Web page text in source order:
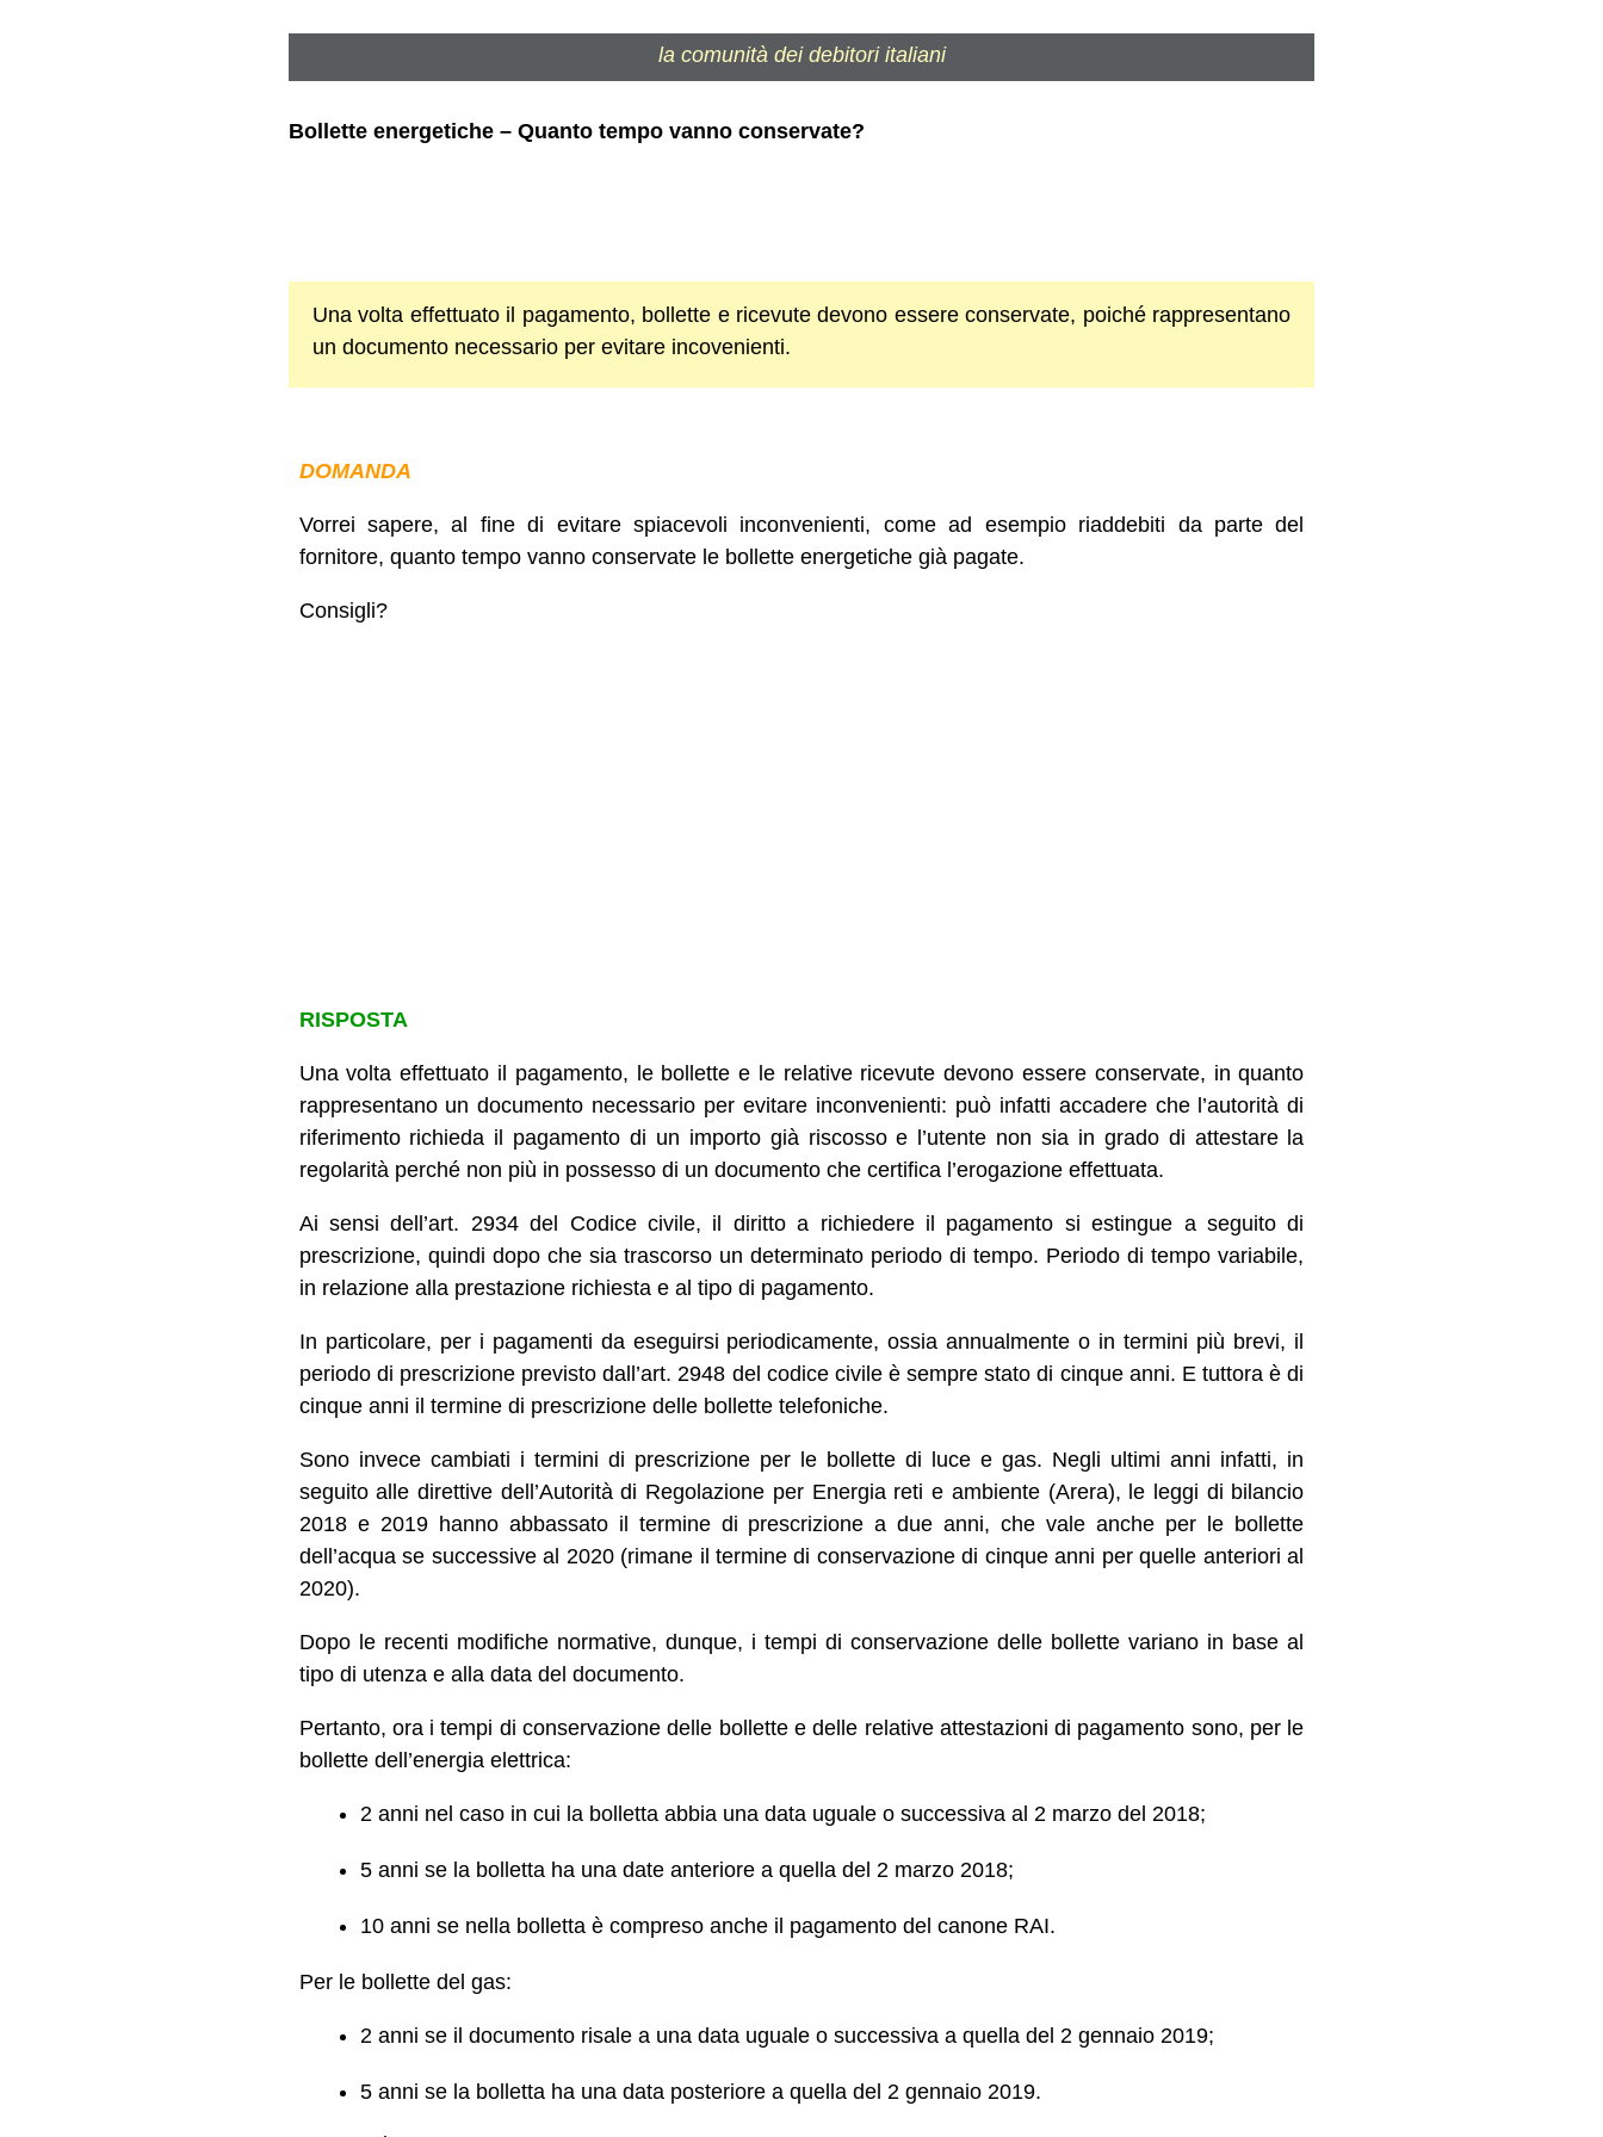
la comunità dei debitori italiani
Bollette energetiche – Quanto tempo vanno conservate?
Una volta effettuato il pagamento, bollette e ricevute devono essere conservate, poiché rappresentano
un documento necessario per evitare incovenienti.
DOMANDA
Vorrei sapere, al fine di evitare spiacevoli inconvenienti, come ad esempio riaddebiti da parte del
fornitore, quanto tempo vanno conservate le bollette energetiche già pagate.
Consigli?
RISPOSTA
Una volta effettuato il pagamento, le bollette e le relative ricevute devono essere conservate, in quanto
rappresentano un documento necessario per evitare inconvenienti: può infatti accadere che l’autorità di
riferimento richieda il pagamento di un importo già riscosso e l’utente non sia in grado di attestare la
regolarità perché non più in possesso di un documento che certifica l’erogazione effettuata.
Ai sensi dell’art. 2934 del Codice civile, il diritto a richiedere il pagamento si estingue a seguito di
prescrizione, quindi dopo che sia trascorso un determinato periodo di tempo. Periodo di tempo variabile,
in relazione alla prestazione richiesta e al tipo di pagamento.
In particolare, per i pagamenti da eseguirsi periodicamente, ossia annualmente o in termini più brevi, il
periodo di prescrizione previsto dall’art. 2948 del codice civile è sempre stato di cinque anni. E tuttora è di
cinque anni il termine di prescrizione delle bollette telefoniche.
Sono invece cambiati i termini di prescrizione per le bollette di luce e gas. Negli ultimi anni infatti, in
seguito alle direttive dell’Autorità di Regolazione per Energia reti e ambiente (Arera), le leggi di bilancio
2018 e 2019 hanno abbassato il termine di prescrizione a due anni, che vale anche per le bollette
dell’acqua se successive al 2020 (rimane il termine di conservazione di cinque anni per quelle anteriori al
2020).
Dopo le recenti modifiche normative, dunque, i tempi di conservazione delle bollette variano in base al
tipo di utenza e alla data del documento.
Pertanto, ora i tempi di conservazione delle bollette e delle relative attestazioni di pagamento sono, per le
bollette dell’energia elettrica:
2 anni nel caso in cui la bolletta abbia una data uguale o successiva al 2 marzo del 2018;
5 anni se la bolletta ha una date anteriore a quella del 2 marzo 2018;
10 anni se nella bolletta è compreso anche il pagamento del canone RAI.
Per le bollette del gas:
2 anni se il documento risale a una data uguale o successiva a quella del 2 gennaio 2019;
5 anni se la bolletta ha una data posteriore a quella del 2 gennaio 2019.